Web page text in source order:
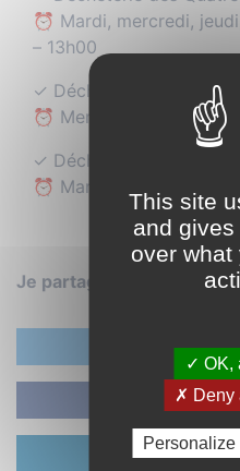
⏰ Mardi, mercredi,
– 13h00
✓ Déchèterie de Pleaux
⏰ Mercredi et vendredi :
✓ Déchèterie de
⏰ Mardi, jeudi et samedi
Je partage :
This site
and
over what
✓ OK,
✗ Deny
Personalize